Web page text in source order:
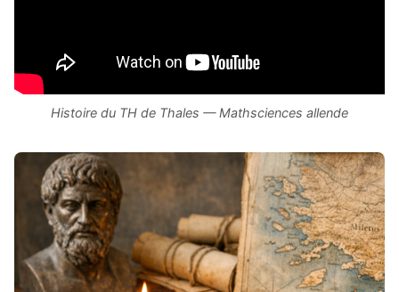
Histoire du TH de Thales — Mathsciences allende